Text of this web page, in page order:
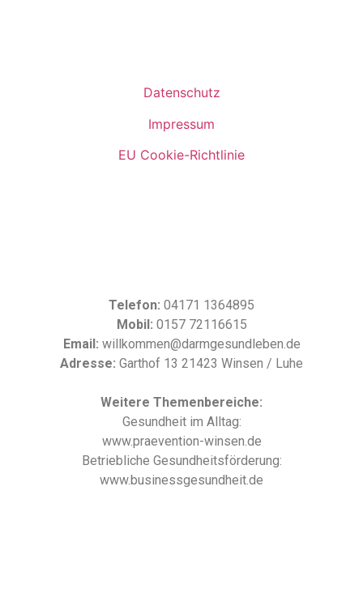
Telefon: 04171 1364895
Mobil: 0157 72116615
Email: willkommen@darmgesundleben.de
Adresse: Garthof 13 21423 Winsen / Luhe
Weitere Themenbereiche:
Gesundheit im Alltag:
www.praevention-winsen.de
Betriebliche Gesundheitsförderung:
www.businessgesundheit.de
Datenschutz
Impressum
EU Cookie-Richtlinie